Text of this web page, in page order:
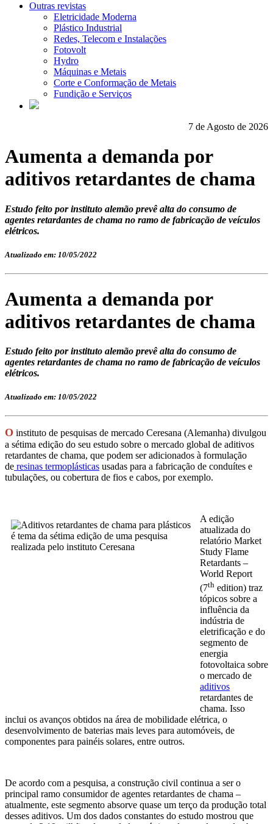
Outras revistas
Eletricidade Moderna
Plástico Industrial
Redes, Telecom e Instalações
Fotovolt
Hydro
Máquinas e Metais
Corte e Conformação de Metais
Fundição e Serviços
7 de Agosto de 2026
Aumenta a demanda por
aditivos retardantes de chama
Estudo feito por instituto alemão prevê alta do consumo de
agentes retardantes de chama no ramo de fabricação de veículos
elétricos.
Atualizado em: 10/05/2022
Aumenta a demanda por
aditivos retardantes de chama
Estudo feito por instituto alemão prevê alta do consumo de
agentes retardantes de chama no ramo de fabricação de veículos
elétricos.
Atualizado em: 10/05/2022
O instituto de pesquisas de mercado Ceresana (Alemanha) divulgou
a sétima edição do seu estudo sobre o mercado global de aditivos
retardantes de chama, que podem ser adicionados à formulação
de resinas termoplásticas usadas para a fabricação de conduítes e
tubulações, ou cobertura de fios e cabos, por exemplo.
A edição
atualizada do
relatório Market
Study Flame
Retardants –
World Report
(7th edition) traz
tópicos sobre a
influência da
indústria de
eletrificação e do
segmento de
energia
fotovoltaica sobre
o mercado de
aditivos
retardantes de
chama. Isso
inclui os avanços obtidos na área de mobilidade elétrica, o
desenvolvimento de baterias mais leves para automóveis, de
componentes para painéis solares, entre outros.
De acordo com a pesquisa, a construção civil continua a ser o
principal ramo consumidor de agentes retardantes de chama –
atualmente, este segmento absorve quase um terço da produção total
desses aditivos. Um dos dados constantes do estudo mostrou que